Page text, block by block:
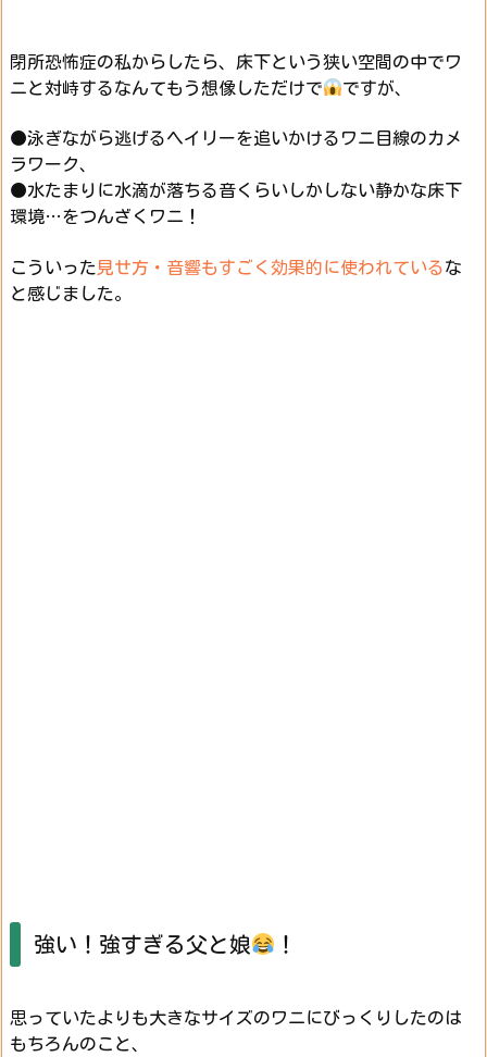
閉所恐怖症の私からしたら、床下という狭い空間の中でワ
ニと対峙するなんてもう想像しただけで
ですが、
●泳ぎながら逃げるヘイリーを追いかけるワニ目線のカメ
ラワーク、
●水たまりに水滴が落ちる音くらいしかしない静かな床下
環境…をつんざくワニ！
こういった 見せ方・音響もすごく効果的に使われているな
と感じました。
強い！強すぎる父と娘 ！
思っていたよりも大きなサイズのワニにびっくりしたのは
もちろんのこと、